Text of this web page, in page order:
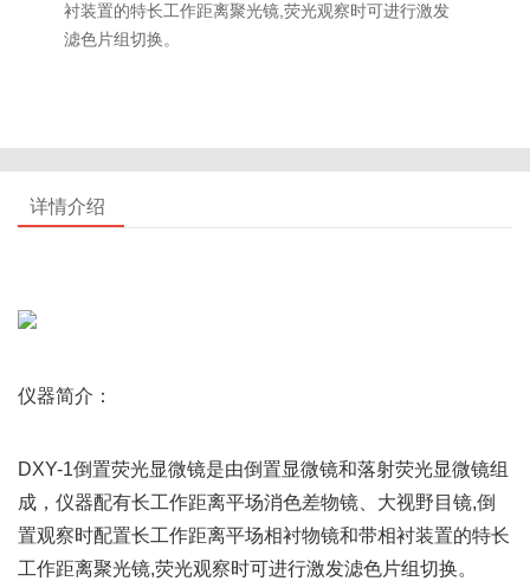
衬装置的特长工作距离聚光镜,荧光观察时可进行激发
滤色片组切换。
详情介绍
仪器简介：
DXY-1倒置荧光显微镜是由倒置显微镜和落射荧光显微镜组
成，仪器配有长工作距离平场消色差物镜、大视野目镜,倒
置观察时配置长工作距离平场相衬物镜和带相衬装置的特长
工作距离聚光镜,荧光观察时可进行激发滤色片组切换。